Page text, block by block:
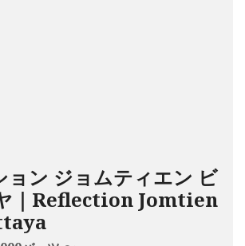
ョン ジョムティエン ビ
｜Reflection Jomtien